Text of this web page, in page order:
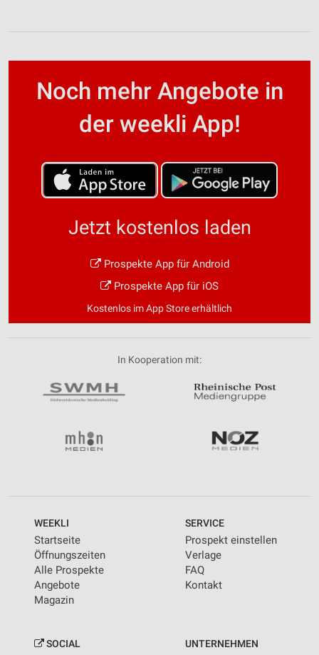
Noch mehr Angebote in
der weekli App!
Jetzt kostenlos laden
Prospekte App für Android
Prospekte App für iOS
Kostenlos im App Store erhältlich
In Kooperation mit:
WEEKLI
Startseite
Öffnungszeiten
Alle Prospekte
Angebote
Magazin
SERVICE
Prospekt einstellen
Verlage
FAQ
Kontakt
SOCIAL UNTERNEHMEN